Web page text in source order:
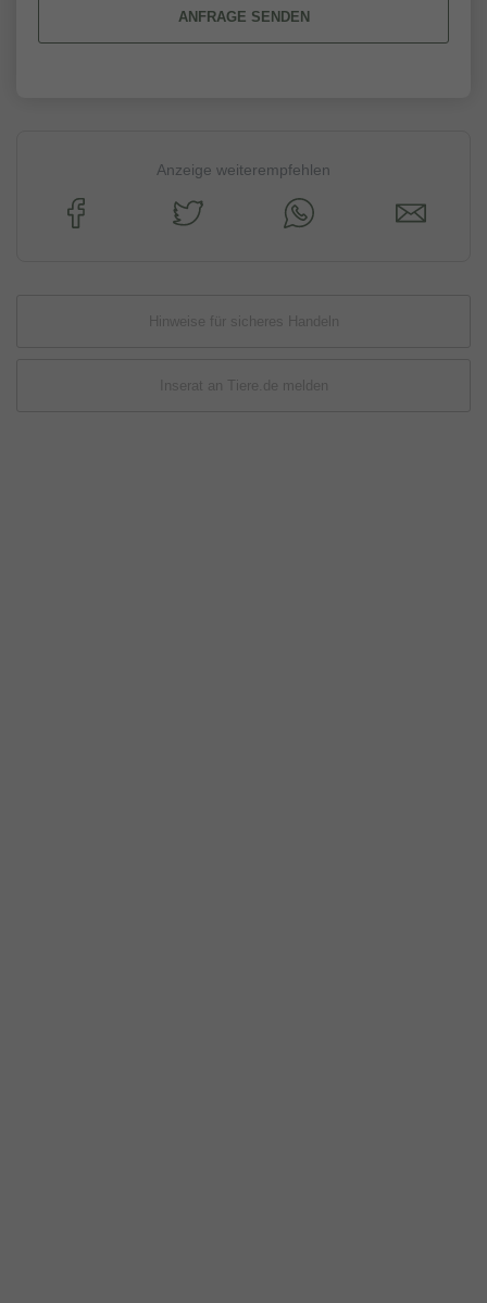
ANFRAGE SENDEN
Anzeige weiterempfehlen
Hinweise für sicheres Handeln
Inserat an Tiere.de melden